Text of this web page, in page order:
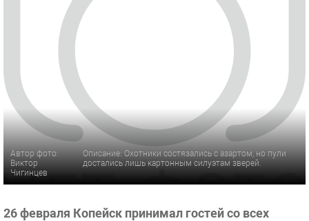
Автор фото:
Виктор
Чигинцев
Описание: Охотники состязались с азартом, но пули
достались лишь картонным силуэтам зверей.
26 февраля Копейск принимал гостей со всех